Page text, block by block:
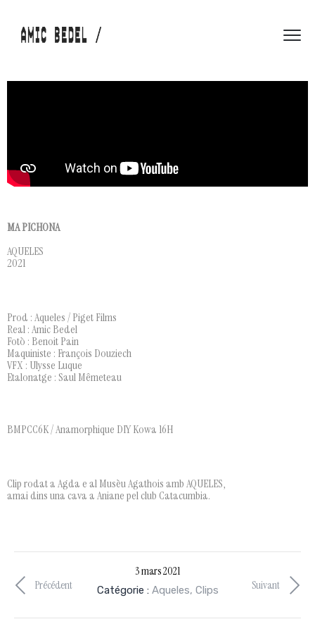
MA PICHONA
AQUELES
2021
Prod : Aqueles / Piget Films
Real : Amic Bedel
Fotò : Benoit Pain
Maquiniste : François Douziech
VFX : Ulysse Luque
Etalonatge : Saul Mêmeteau
BMPCC6K / Anamorphique DIY Kowa 16H
Clip rodat a Agda e al Musèu Agathois amb AQUELES,
amai dins una cava a Aniane pel club Catacumbia.
Suivant
Précédent
3 mars 2021
Catégorie : Aqueles, Clips